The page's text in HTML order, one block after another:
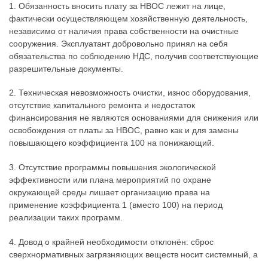
1. Обязанность вносить плату за НВОС лежит на лице,
фактически осуществляющем хозяйственную деятельность,
независимо от наличия права собственности на очистные
сооружения. Эксплуатант добровольно принял на себя
обязательства по соблюдению НДС, получив соответствующие
разрешительные документы.
2. Техническая невозможность очистки, износ оборудования,
отсутствие капитального ремонта и недостаток
финансирования не являются основаниями для снижения или
освобождения от платы за НВОС, равно как и для замены
повышающего коэффициента 100 на понижающий.
3. Отсутствие программы повышения экологической
эффективности или плана мероприятий по охране
окружающей среды лишает организацию права на
применение коэффициента 1 (вместо 100) на период
реализации таких программ.
4. Довод о крайней необходимости отклонён: сброс
сверхнормативных загрязняющих веществ носит системный, а